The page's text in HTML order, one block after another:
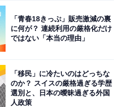
ゼリーのパルフェ」（299円税別）​​
フェ」。コーヒーゼリーの
ね、ガナッシュとアーモン
。
「青春18きっぷ」販売激減の裏
に何が？ 連続利用の厳格化だけ
ではない「本当の理由」
「移民」に冷たいのはどっちな
のか？ スイスの厳格過ぎる学歴
選別と、日本の曖昧過ぎる外国
人政策